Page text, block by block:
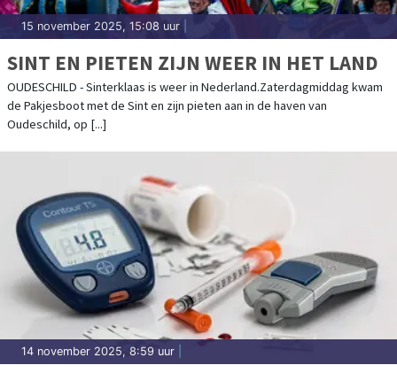
15 november 2025, 15:08 uur
SINT EN PIETEN ZIJN WEER IN HET LAND
OUDESCHILD - Sinterklaas is weer in Nederland.Zaterdagmiddag kwam
de Pakjesboot met de Sint en zijn pieten aan in de haven van
Oudeschild, op [...]
14 november 2025, 8:59 uur